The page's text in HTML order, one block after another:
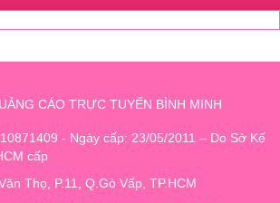
CÁO TRỰC TUYẾN BÌNH MINH
- Ngày cấp: 23/05/2011 – Do Sở Kế
cấp
Thọ, P.11, Q.Gò Vấp, TP.HCM